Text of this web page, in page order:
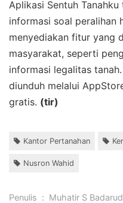
Aplikasi Sentuh
informasi soal peralihan
menyediakan fitur yang
masyarakat, seperti
informasi legalitas
diunduh melalui
gratis. (tir)
Kantor Pertanahan
Nusron Wahid
Penulis : Muhatir S